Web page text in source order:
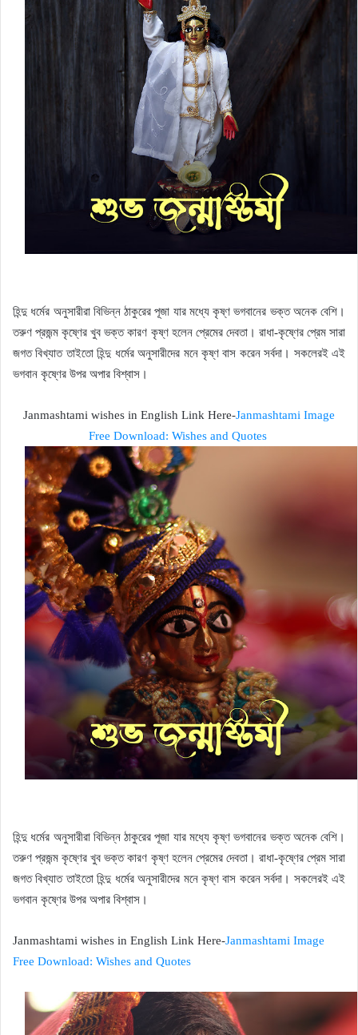
হিন্দু ধর্মের অনুসারীরা বিভিন্ন ঠাকুরের পূজা যার মধ্যে কৃষ্ণ ভগবানের ভক্ত অনেক বেশি।
তরুণ প্রজন্ম কৃষ্ণের খুব ভক্ত কারণ কৃষ্ণ হলেন প্রেমের দেবতা। রাধা-কৃষ্ণের প্রেম সারা
জগত বিখ্যাত তাইতো হিন্দু ধর্মের অনুসারীদের মনে কৃষ্ণ বাস করেন সর্বদা। সকলেরই এই
ভগবান কৃষ্ণের উপর অপার বিশ্বাস।
Janmashtami wishes in English Link Here-Janmashtami Image
Free Download: Wishes and Quotes
হিন্দু ধর্মের অনুসারীরা বিভিন্ন ঠাকুরের পূজা যার মধ্যে কৃষ্ণ ভগবানের ভক্ত অনেক বেশি।
তরুণ প্রজন্ম কৃষ্ণের খুব ভক্ত কারণ কৃষ্ণ হলেন প্রেমের দেবতা। রাধা-কৃষ্ণের প্রেম সারা
জগত বিখ্যাত তাইতো হিন্দু ধর্মের অনুসারীদের মনে কৃষ্ণ বাস করেন সর্বদা। সকলেরই এই
ভগবান কৃষ্ণের উপর অপার বিশ্বাস।
Janmashtami wishes in English Link Here-Janmashtami Image
Free Download: Wishes and Quotes